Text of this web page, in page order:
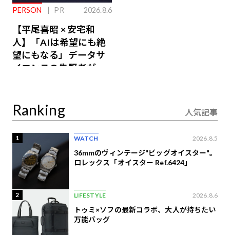
PERSON PR 2026.8.6
【平尾喜昭 × 安宅和
人】「AIは希望にも絶
望にもなる」データサ
イエンスの先駆者が語
Ranking 人気記事
1 WATCH 2026.8.5
36mmのヴィンテージ"ビッグオイスター"。
ロレックス「オイスター Ref.6424」
2 LIFESTYLE 2026.8.6
トゥミ×ソフの最新コラボ、大人が持ちたい
万能バッグ